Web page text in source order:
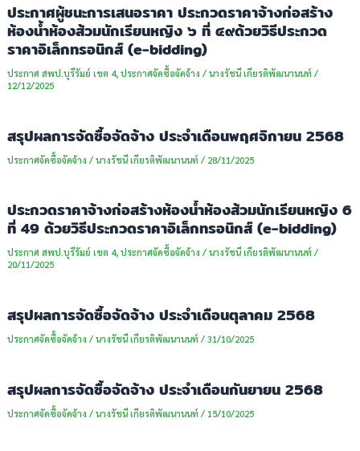
ประกาศผู้ชนะการเสนอราคา ประกวดราคาจ้างก่อสร้าง
ห้องน้ำห้องส้วมนักเรียนหญิง ๖ ที่ ๔๙ด้วยวิธีประกวด
ราคาอิเล็กทรอนิกส์ (e-bidding)
ประกาศ สพป.บุรีรัมย์ เขต 4, ประกาศจัดซื้อจัดจ้าง / นางรัชนี เกียรติพัฒนานนท์ /
12/12/2025
สรุปผลการจัดซื้อจัดจ้าง ประจำเดือนพฤศจิกายน 2568
ประกาศจัดซื้อจัดจ้าง / นางรัชนี เกียรติพัฒนานนท์ / 28/11/2025
ประกวดราคาจ้างก่อสร้างห้องน้ำห้องส้วมนักเรียนหญิง 6
ที่ 49 ด้วยวิธีประกวดราคาอิเล็กทรอนิกส์ (e-bidding)
ประกาศ สพป.บุรีรัมย์ เขต 4, ประกาศจัดซื้อจัดจ้าง / นางรัชนี เกียรติพัฒนานนท์ /
20/11/2025
สรุปผลการจัดซื้อจัดจ้าง ประจำเดือนตุลาคม 2568
ประกาศจัดซื้อจัดจ้าง / นางรัชนี เกียรติพัฒนานนท์ / 31/10/2025
สรุปผลการจัดซื้อจัดจ้าง ประจำเดือนกันยายน 2568
ประกาศจัดซื้อจัดจ้าง / นางรัชนี เกียรติพัฒนานนท์ / 15/10/2025